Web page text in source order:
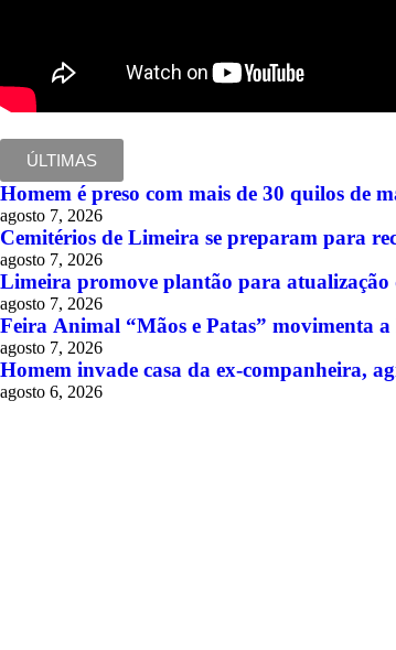
ÚLTIMAS
Homem é preso com mais de 30 quilos de
agosto 7, 2026
Cemitérios de Limeira se preparam para
agosto 7, 2026
Limeira promove plantão para atualização
agosto 7, 2026
Feira Animal “Mãos e Patas” movimenta
agosto 7, 2026
Homem invade casa da ex-companheira,
agosto 6, 2026